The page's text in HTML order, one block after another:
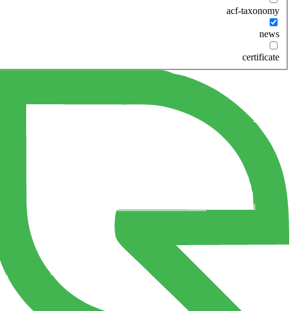
acf-taxonomy
news
certificate